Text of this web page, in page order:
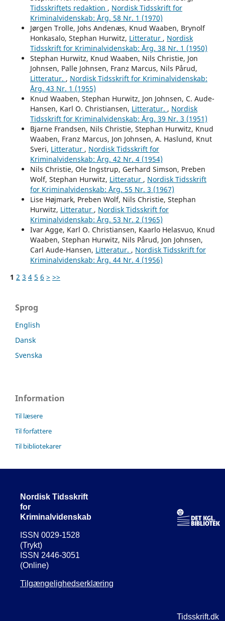
Tidsskriftets redaktion , Nordisk Tidsskrift for
Kriminalvidenskab: Årg. 58 Nr. 1 (1970)
Jørgen Trolle, Johs Andenæs, Knud Waaben, Brynolf
Honkasalo, Stephan Hurwitz, Litteratur , Nordisk
Tidsskrift for Kriminalvidenskab: Årg. 38 Nr. 1 (1950)
Stephan Hurwitz, Knud Waaben, Nils Christie, Jon
Johnsen, Palle Johnsen, Franz Marcus, Nils Pårud,
Litteratur. , Nordisk Tidsskrift for Kriminalvidenskab:
Årg. 43 Nr. 1 (1955)
Knud Waaben, Stephan Hurwitz, Jon Johnsen, C. Aude-
Hansen, Karl O. Christiansen, Litteratur. , Nordisk
Tidsskrift for Kriminalvidenskab: Årg. 39 Nr. 3 (1951)
Bjarne Frandsen, Nils Christie, Stephan Hurwitz, Knud
Waaben, Franz Marcus, Jon Johnsen, A. Haslund, Knut
Sveri, Litteratur , Nordisk Tidsskrift for
Kriminalvidenskab: Årg. 42 Nr. 4 (1954)
Nils Christie, Ole Ingstrup, Gerhard Simson, Preben
Wolf, Stephan Hurwitz, Litteratur , Nordisk Tidsskrift
for Kriminalvidenskab: Årg. 55 Nr. 3 (1967)
Lise Højmark, Preben Wolf, Nils Christie, Stephan
Hurwitz, Litteratur , Nordisk Tidsskrift for
Kriminalvidenskab: Årg. 53 Nr. 2 (1965)
Ivar Agge, Karl O. Christiansen, Kaarlo Helasvuo, Knud
Waaben, Stephan Hurwitz, Nils Pårud, Jon Johnsen,
Carl Aude-Hansen, Litteratur. , Nordisk Tidsskrift for
Kriminalvidenskab: Årg. 44 Nr. 4 (1956)
1 2 3 4 5 6 > >>
Sprog
English
Dansk
Svenska
Information
Til læsere
Til forfattere
Til bibliotekarer
Nordisk Tidsskrift
for
Kriminalvidenskab
ISSN 0029-1528
(Trykt)
ISSN 2446-3051
(Online)
Tilgængelighedserklæring